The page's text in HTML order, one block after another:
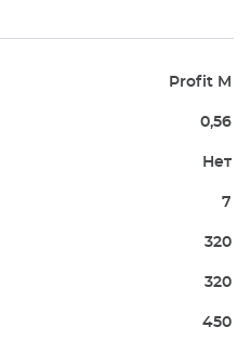
Profit M
0,56
Нет
7
320
320
450